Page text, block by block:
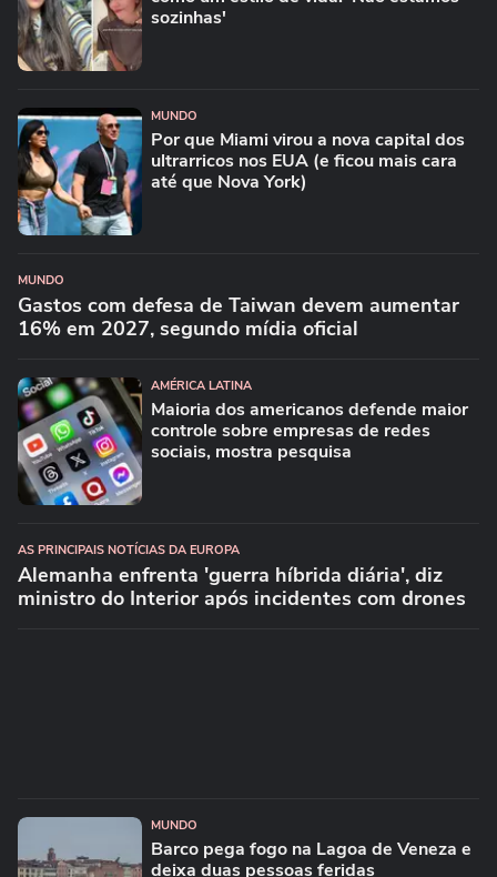
sozinhas'
MUNDO
Por que Miami virou a nova capital dos
ultrarricos nos EUA (e ficou mais cara
até que Nova York)
MUNDO
Gastos com defesa de Taiwan devem aumentar
16% em 2027, segundo mídia oficial
AMÉRICA LATINA
Maioria dos americanos defende maior
controle sobre empresas de redes
sociais, mostra pesquisa
AS PRINCIPAIS NOTÍCIAS DA EUROPA
Alemanha enfrenta 'guerra híbrida diária', diz
ministro do Interior após incidentes com drones
MUNDO
Barco pega fogo na Lagoa de Veneza e
deixa duas pessoas feridas